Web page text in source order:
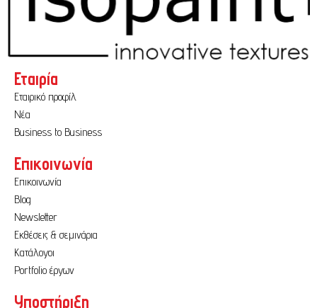
Εταιρία
Εταιρικό προφίλ
Νέα
Business to Business
Επικοινωνία
Επικοινωνία
Blog
Newsletter
Εκθέσεις & σεμινάρια
Κατάλογοι
Portfolio έργων
Υποστήριξη